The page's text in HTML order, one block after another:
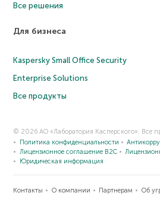
Все решения
Для бизнеса
Kaspersky Small Office Security
Enterprise Solutions
Все продукты
© 2026 АО «Лаборатория Касперского». Все
Политика конфиденциальности
Лицензионное соглашение B2C
Юридическая информация
Контакты О компании Партнерам Об